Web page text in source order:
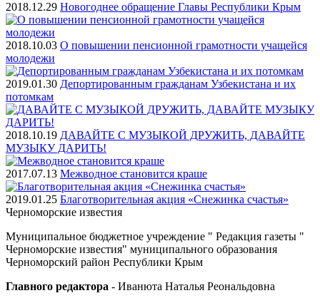
2018.12.29 Новогоднее обращение Главы Республики Крым
2018.10.03 О повышении пенсионной грамотности учащейся
молодежи
2019.01.30 Депортированным гражданам Узбекистана и их
потомкам
2018.10.19 ДАВАЙТЕ С МУЗЫКОЙ ДРУЖИТЬ, ДАВАЙТЕ
МУЗЫКУ ДАРИТЬ!
2017.07.13 Межводное становится краше
2019.01.25 Благотворительная акция «Снежинка счастья»
Черноморские известия
Муниципальное бюджетное учреждение " Редакция газеты "
Черноморские известия" муниципального образования
Черноморский район Республики Крым
Главного редактора - Иванюта Наталья Реональдовна